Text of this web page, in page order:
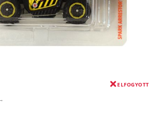
ELFOGYOTT